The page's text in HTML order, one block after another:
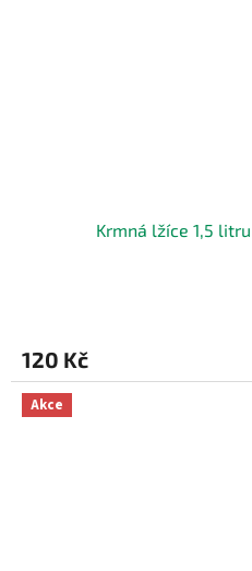
Krmná lžíce 1,5
120 Kč
Akce